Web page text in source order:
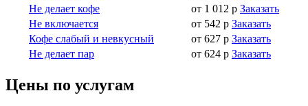
Не делает кофе
от 1 012 р Заказать
Не включается
от 542 р Заказать
Кофе слабый и невкусный
от 627 р Заказать
Не делает пар
от 624 р Заказать
Цены по услугам